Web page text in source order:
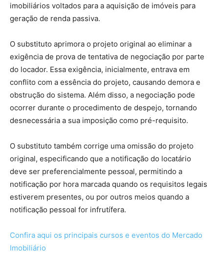
imobiliários voltados para a aquisição de imóveis para
geração de renda passiva.
O substituto aprimora o projeto original ao eliminar a
exigência de prova de tentativa de negociação por parte
do locador. Essa exigência, inicialmente, entrava em
conflito com a essência do projeto, causando demora e
obstrução do sistema. Além disso, a negociação pode
ocorrer durante o procedimento de despejo, tornando
desnecessária a sua imposição como pré-requisito.
O substituto também corrige uma omissão do projeto
original, especificando que a notificação do locatário
deve ser preferencialmente pessoal, permitindo a
notificação por hora marcada quando os requisitos legais
estiverem presentes, ou por outros meios quando a
notificação pessoal for infrutífera.
Confira aqui os principais cursos e eventos do Mercado
Imobiliário